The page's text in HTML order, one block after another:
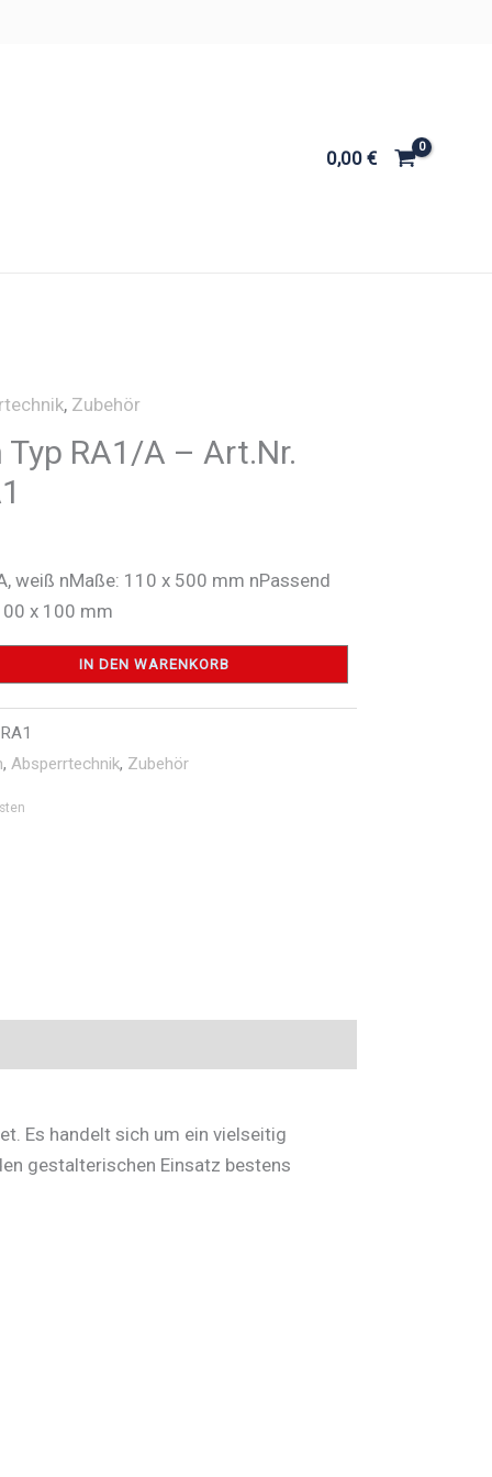
0,00 €
, Zubehör
RA1/A – Art.Nr.
weiß nMaße: 110 x 500 mm nPassend
x 100 mm
IN DEN WARENKORB
, Absperrtechnik, Zubehör
Es handelt sich um ein vielseitig
gestalterischen Einsatz bestens